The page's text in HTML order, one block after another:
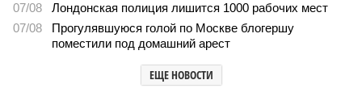
07/08
Лондонская полиция лишится 1000 рабочих мест
07/08
Прогулявшуюся голой по Москве блогершу
поместили под домашний арест
ЕЩЕ НОВОСТИ